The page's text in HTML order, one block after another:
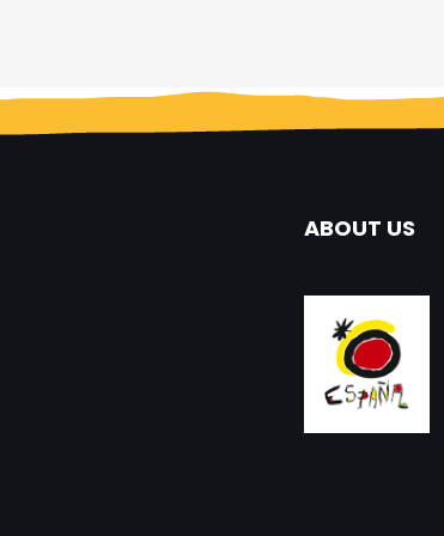
ABOUT US